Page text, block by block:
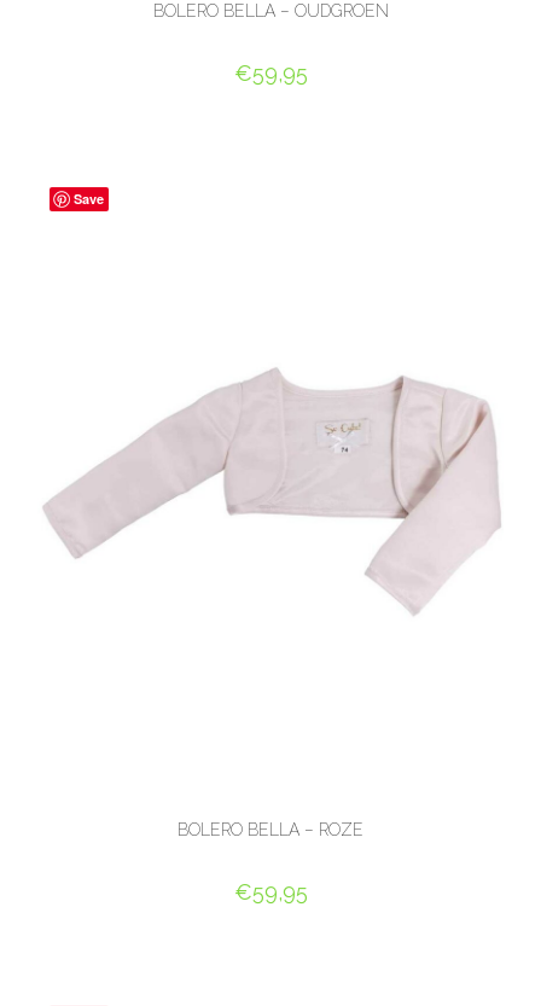
BOLERO BELLA – OUDGROEN
€59,95
Save
BOLERO BELLA – ROZE
€59,95